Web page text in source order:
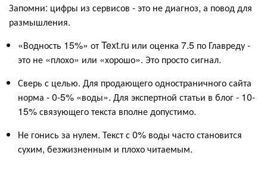
Запомни: цифры из сервисов - это не диагноз, а повод для
размышления.
«Водность 15%» от Text.ru или оценка 7.5 по Главреду -
это не «плохо» или «хорошо». Это просто сигнал.
Сверь с целью. Для продающего одностраничного сайта
норма - 0-5% «воды». Для экспертной статьи в блог - 10-
15% связующего текста вполне допустимо.
Не гонись за нулем. Текст с 0% воды часто становится
сухим, безжизненным и плохо читаемым.